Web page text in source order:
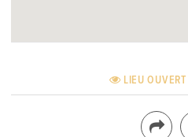
LIEU